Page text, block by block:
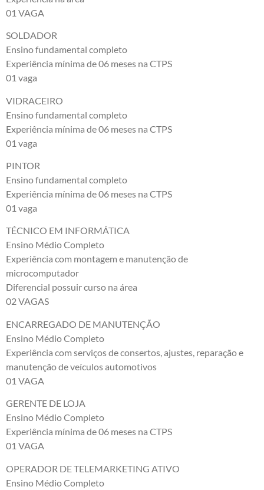
01 VAGA
SOLDADOR
Ensino fundamental completo
Experiência mínima de 06 meses na CTPS
01 vaga
VIDRACEIRO
Ensino fundamental completo
Experiência mínima de 06 meses na CTPS
01 vaga
PINTOR
Ensino fundamental completo
Experiência mínima de 06 meses na CTPS
01 vaga
TÉCNICO EM INFORMÁTICA
Ensino Médio Completo
Experiência com montagem e manutenção de
microcomputador
Diferencial possuir curso na área
02 VAGAS
ENCARREGADO DE MANUTENÇÃO
Ensino Médio Completo
Experiência com serviços de consertos, ajustes, reparação e
manutenção de veículos automotivos
01 VAGA
GERENTE DE LOJA
Ensino Médio Completo
Experiência mínima de 06 meses na CTPS
01 VAGA
OPERADOR DE TELEMARKETING ATIVO
Ensino Médio Completo